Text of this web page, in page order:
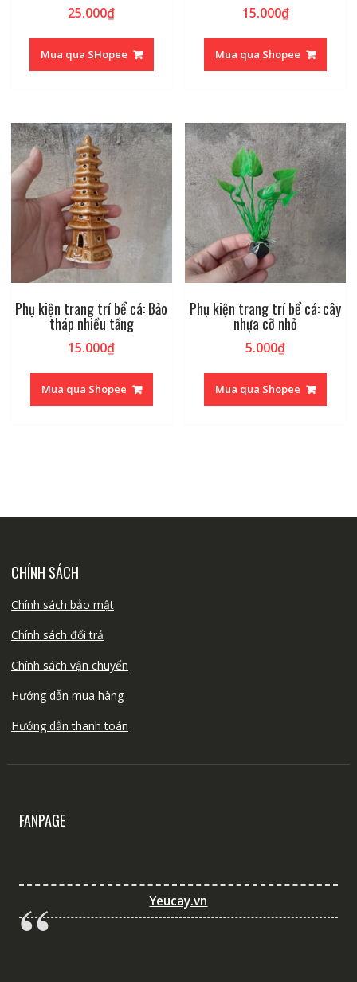
25.000₫
Mua qua SHopee
15.000₫
Mua qua Shopee
Phụ kiện trang trí bể cá: Bảo
tháp nhiều tầng
15.000₫
Mua qua Shopee
Phụ kiện trang trí bể cá: cây
nhựa cỡ nhỏ
5.000₫
Mua qua Shopee
CHÍNH SÁCH
Chính sách bảo mật
Chính sách đổi trả
Chính sách vận chuyển
Hướng dẫn mua hàng
Hướng dẫn thanh toán
FANPAGE
Yeucay.vn